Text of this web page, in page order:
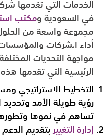
الخدمات التي تقدمها
في السعودية ومكتب
مجموعة واسعة من
أداء الشركات
مواجهة التحديات
الرئيسية التي تقدمها
التخطيط الاستراتيجي
رؤية طويلة الأمد وتحديد
تساهم في نموها
إدارة التغيير بتقديم